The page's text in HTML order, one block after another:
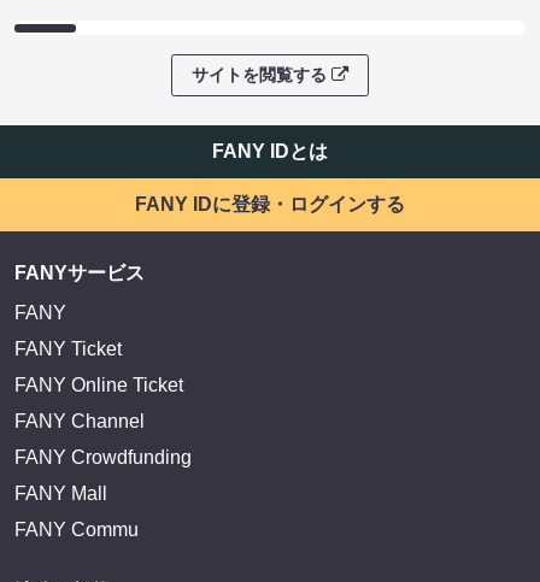
サイトを閲覧する
FANY IDとは
FANY IDに登録・ログインする
FANYサービス
FANY
FANY Ticket
FANY Online Ticket
FANY Channel
FANY Crowdfunding
FANY Mall
FANY Commu